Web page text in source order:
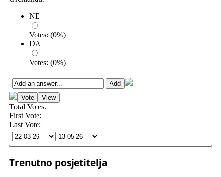
NE
Votes: (0%)
DA
Votes: (0%)
Total Votes:
First Vote:
Last Vote:
Trenutno posjetitelja